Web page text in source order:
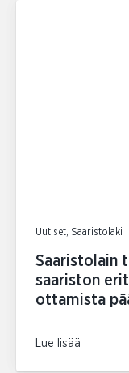
Uutiset, Saaristolaki
Saaristolain
saariston
ottamista
Lue lisää